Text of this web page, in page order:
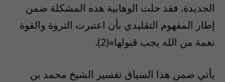
الجديدة. فقد حلت الوهابية هذه المشكلة ضمن
إطار المفهوم التقليدي بأن اعتبرت الثروة والقوة
نعمة من الله يجب قبولها»(2).
يأتي ضمن هذا السياق تفسير الشيخ محمد بن